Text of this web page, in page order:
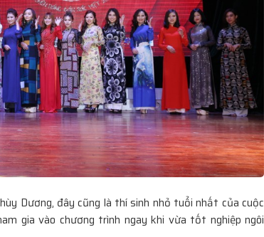
Dương, đây cũng là thí sinh nhỏ tuổi nhất của cuộc
gia vào chương trình ngay khi vừa tốt nghiệp ngôi